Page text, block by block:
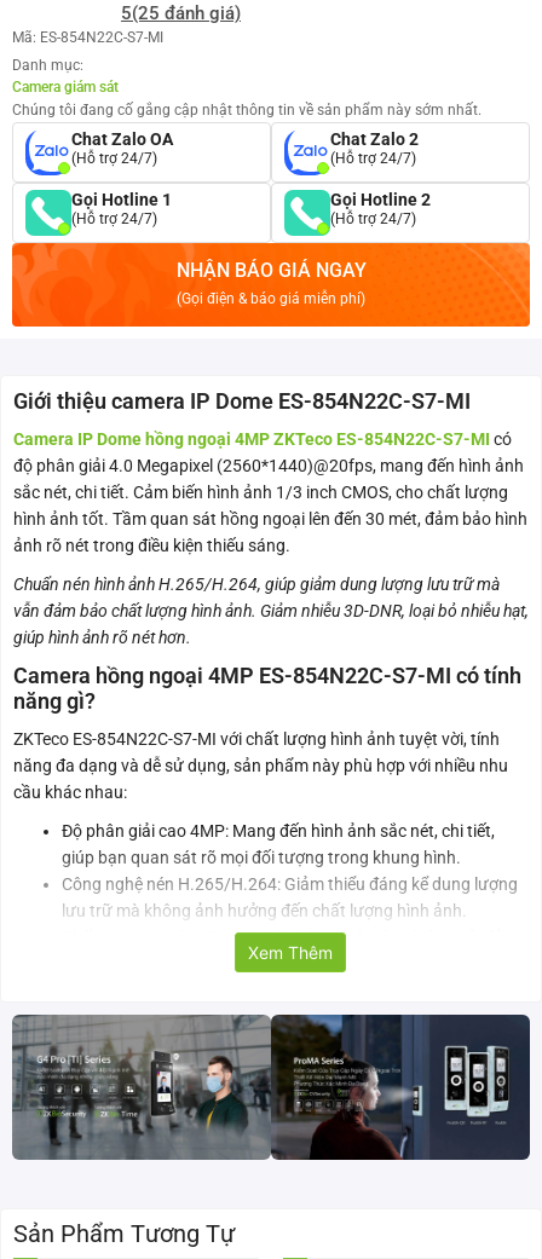
5(25 đánh giá)
Mã: ES-854N22C-S7-MI
Danh mục:
Camera giám sát
Chúng tôi đang cố gắng cập nhật thông tin về sản phẩm này sớm nhất.
Chat Zalo OA
(Hỗ trợ 24/7)
Chat Zalo 2
(Hỗ trợ 24/7)
Gọi Hotline 1
(Hỗ trợ 24/7)
Gọi Hotline 2
(Hỗ trợ 24/7)
NHẬN BÁO GIÁ NGAY
(Gọi điện & báo giá miễn phí)
Giới thiệu camera IP Dome ES-854N22C-S7-MI
Camera IP Dome hồng ngoại 4MP ZKTeco ES-854N22C-S7-MI có
độ phân giải 4.0 Megapixel (2560*1440)@20fps, mang đến hình ảnh
sắc nét, chi tiết. Cảm biến hình ảnh 1/3 inch CMOS, cho chất lượng
hình ảnh tốt. Tầm quan sát hồng ngoại lên đến 30 mét, đảm bảo hình
ảnh rõ nét trong điều kiện thiếu sáng.
Chuẩn nén hình ảnh H.265/H.264, giúp giảm dung lượng lưu trữ mà
vẫn đảm bảo chất lượng hình ảnh. Giảm nhiễu 3D-DNR, loại bỏ nhiễu hạt,
giúp hình ảnh rõ nét hơn.
Camera hồng ngoại 4MP ES-854N22C-S7-MI có tính
năng gì?
ZKTeco ES-854N22C-S7-MI với chất lượng hình ảnh tuyệt vời, tính
năng đa dạng và dễ sử dụng, sản phẩm này phù hợp với nhiều nhu
cầu khác nhau:
Độ phân giải cao 4MP: Mang đến hình ảnh sắc nét, chi tiết,
giúp bạn quan sát rõ mọi đối tượng trong khung hình.
Công nghệ nén H.265/H.264: Giảm thiểu đáng kể dung lượng
lưu trữ mà không ảnh hưởng đến chất lượng hình ảnh.
Chống ngược sáng DWDR: Cân bằng ánh sáng hiệu quả, đảm
bảo hình ảnh rõ nét cả trong điều kiện chênh lệch ánh sáng
Giảm nhiễu 3D-DNR: Loại bỏ nhiễu hạt, tạo ra hình ảnh mịn
màng, chân thực.
Đèn hồng ngoại 30m: Quan sát rõ ràng mọi hoạt động trong
điều kiện thiếu ánh sáng hoặc ban đêm.
Tích hợp micro: Ghi âm đồng thời với ghi hình, cung cấp thêm
bằng chứng.
Tiêu chuẩn IP67: Chống bụi, nước hiệu quả, hoạt động ổn định
Xem Thêm
Sản Phẩm Tương Tự